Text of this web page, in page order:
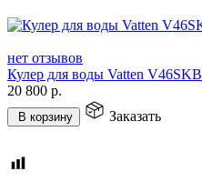
нет отзывов
Кулер для воды Vatten V46SKB
20 800 р.
В корзину Заказать